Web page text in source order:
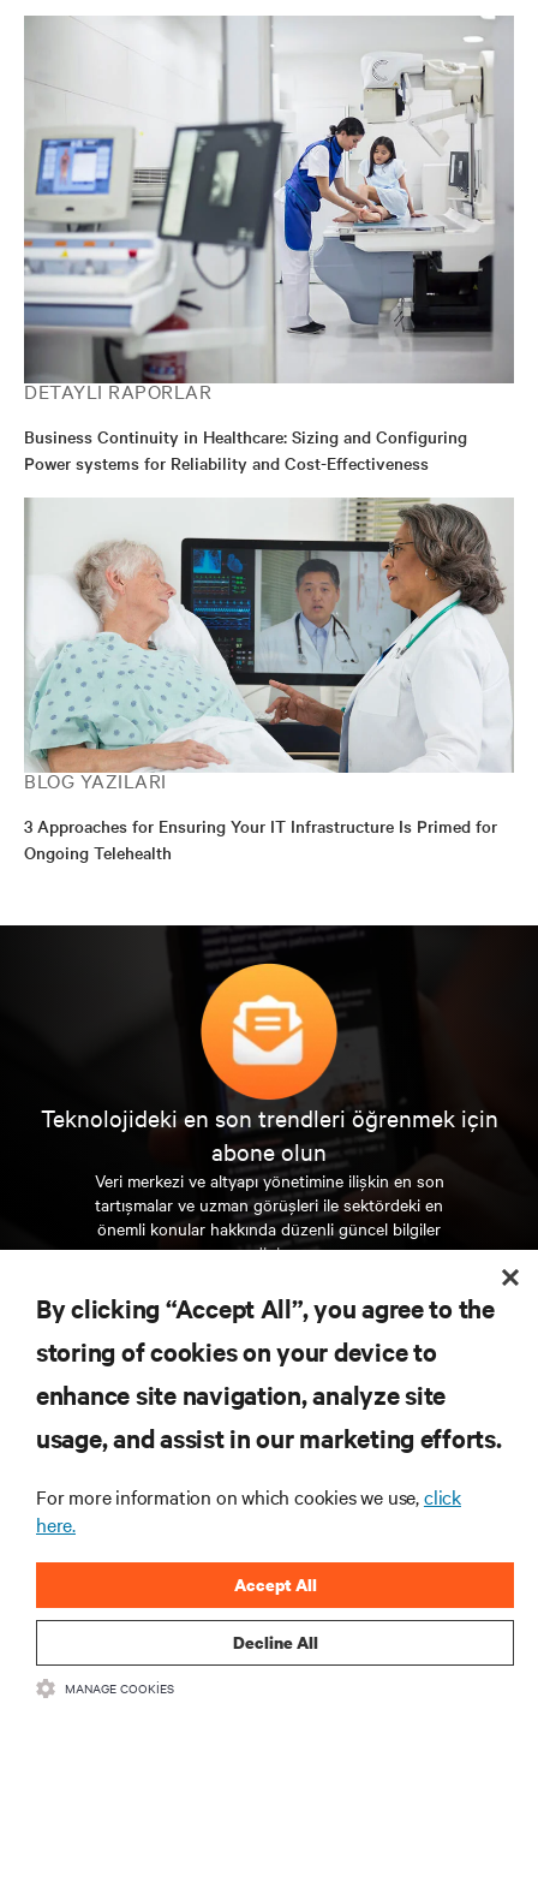
DETAYLI RAPORLAR
Business Continuity in Healthcare: Sizing and Configuring
Power systems for Reliability and Cost-Effectiveness
BLOG YAZILARI
3 Approaches for Ensuring Your IT Infrastructure Is Primed for
Ongoing Telehealth
Teknolojideki en son trendleri öğrenmek için
abone olun
Veri merkezi ve altyapı yönetimine ilişkin en son
tartışmalar ve uzman görüşleri ile sektördeki en
önemli konular hakkında düzenli güncel bilgiler
edinin.
ŞİMDİ KAYDOLUN
KAYNAKLAR
KURUMSAL
BIZIMLE ILETIŞIME GEÇIN
By clicking “Accept All”, you agree to the
storing of cookies on your device to
enhance site navigation, analyze site
usage, and assist in our marketing efforts.
For more information on which cookies we use,click
here.
Decline All
Accept All
MANAGE COOKIES